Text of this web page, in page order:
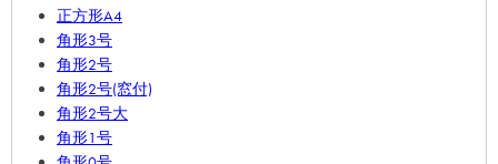
正方形A4
角形3号
角形2号
角形2号(窓付)
角形2号大
角形1号